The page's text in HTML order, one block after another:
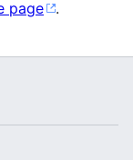
page .